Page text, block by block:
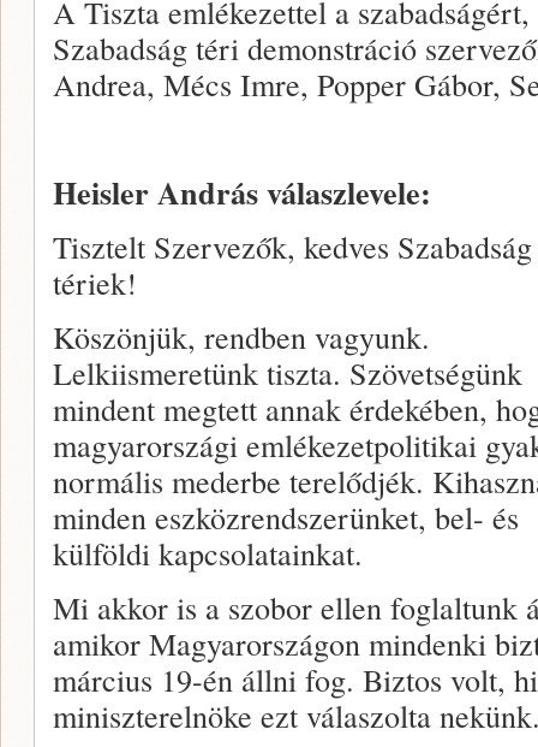
A Tiszta emlékezettel a
Szabadság téri demonstráció
Andrea, Mécs Imre, Popper Gábor,
Heisler András válaszlevele:
Tisztelt Szervezők, kedves Szabadság
tériek!
Köszönjük, rendben vagyunk.
Lelkiismeretünk tiszta. Szövetségünk
mindent megtett annak érdekében,
magyarországi emlékezetpolitikai
normális mederbe terelődjék.
minden eszközrendszerünket, bel- és
külföldi kapcsolatainkat.
Mi akkor is a szobor ellen foglaltunk
amikor Magyarországon mindenki
március 19-én állni fog. Biztos volt,
miniszterelnöke ezt válaszolta